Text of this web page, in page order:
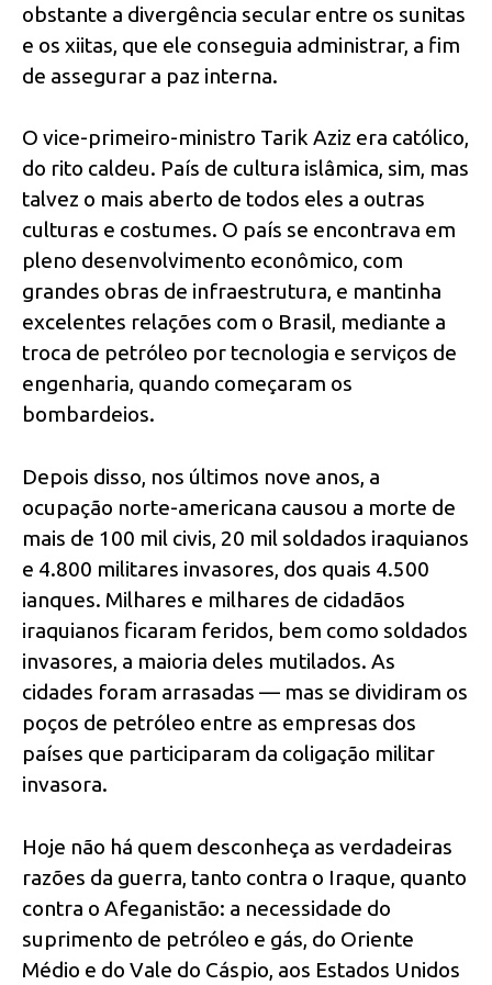
obstante a divergência secular entre os sunitas
e os xiitas, que ele conseguia administrar, a fim
de assegurar a paz interna.
O vice-primeiro-ministro Tarik Aziz era católico,
do rito caldeu. País de cultura islâmica, sim, mas
talvez o mais aberto de todos eles a outras
culturas e costumes. O país se encontrava em
pleno desenvolvimento econômico, com
grandes obras de infraestrutura, e mantinha
excelentes relações com o Brasil, mediante a
troca de petróleo por tecnologia e serviços de
engenharia, quando começaram os
bombardeios.
Depois disso, nos últimos nove anos, a
ocupação norte-americana causou a morte de
mais de 100 mil civis, 20 mil soldados iraquianos
e 4.800 militares invasores, dos quais 4.500
ianques. Milhares e milhares de cidadãos
iraquianos ficaram feridos, bem como soldados
invasores, a maioria deles mutilados. As
cidades foram arrasadas — mas se dividiram os
poços de petróleo entre as empresas dos
países que participaram da coligação militar
invasora.
Hoje não há quem desconheça as verdadeiras
razões da guerra, tanto contra o Iraque, quanto
contra o Afeganistão: a necessidade do
suprimento de petróleo e gás, do Oriente
Médio e do Vale do Cáspio, aos Estados Unidos